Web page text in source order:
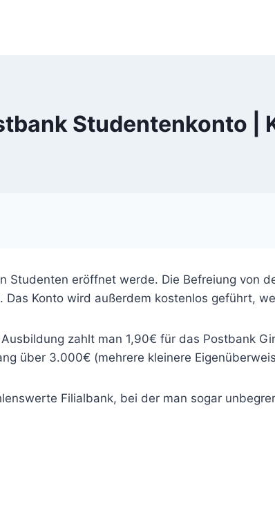
Studentenkonto |
Studenten eröffnet werde. Die Befreiung von
Konto wird außerdem kostenlos geführt,
zahlt man 1,90€ für das Postbank
über 3.000€ (mehrere kleinere
Filialbank, bei der man sogar